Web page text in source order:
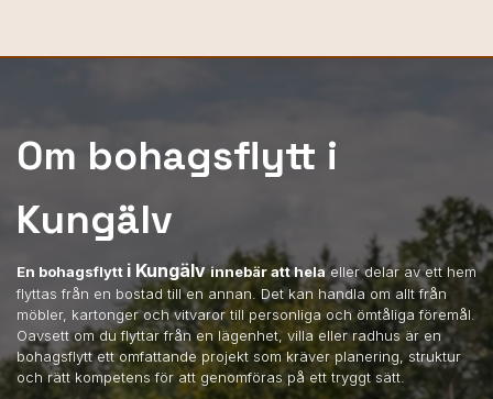
Om bohagsflytt i
Kungälv
En bohagsflytt i Kungälvinnebär att helaeller delar av ett hem
flyttas från en bostad till en annan. Det kan handla om allt från
möbler, kartonger och vitvaror till personliga och ömtåliga föremål.
Oavsett om du flyttar från en lägenhet, villa eller radhus är en
bohagsflytt ett omfattande projekt som kräver planering, struktur
och rätt kompetens för att genomföras på ett tryggt sätt.